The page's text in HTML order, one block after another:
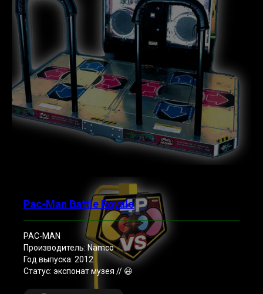
Pac-Man Battle Royale
PAC-MAN
Производитель: Namco
Год выпуска: 2012
Статус: экспонат музея // 😃